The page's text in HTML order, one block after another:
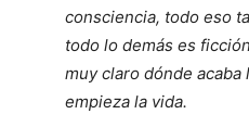
consciencia, todo eso
todo lo demás es
muy claro dónde
empieza la vida.